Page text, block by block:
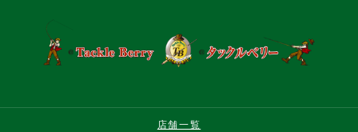
店舗一覧